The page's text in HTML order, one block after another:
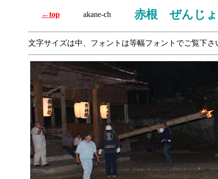
←top akane-ch 赤根 ぜんじ
文字サイズは中、フォントは等幅フォントでご覧下さ